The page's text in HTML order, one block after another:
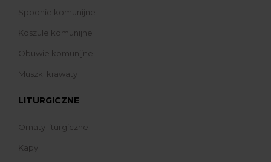
Spodnie komunijne
Koszule komunijne
Obuwie komunijne
Muszki krawaty
LITURGICZNE
Ornaty liturgiczne
Kapy